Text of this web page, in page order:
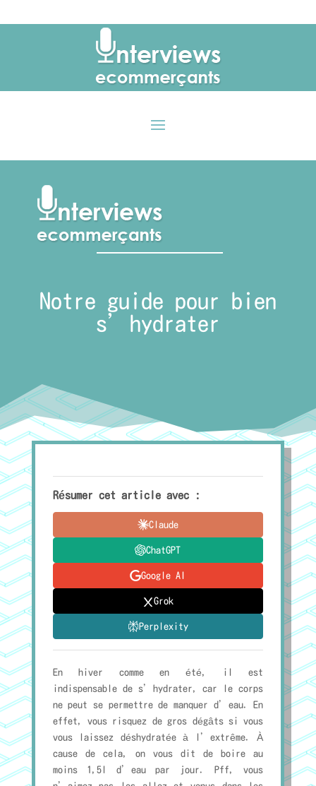
Notre guide pour bien
s’hydrater
Résumer cet article avec :
Claude
ChatGPT
Google AI
Grok
Perplexity
En hiver comme en été, il est
indispensable de s’hydrater, car le corps
ne peut se permettre de manquer d’eau. En
effet, vous risquez de gros dégâts si vous
vous laissez déshydratée à l’extrême. À
cause de cela, on vous dit de boire au
moins 1,5l d’eau par jour. Pff, vous